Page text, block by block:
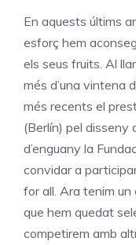
En aquests últims
esforç hem
els seus fruits. Al
més d’una vintena
més recents el
(Berlín) pel disseny
d’enguany la
convidar a
for all. Ara tenim
que hem quedat
competirem amb